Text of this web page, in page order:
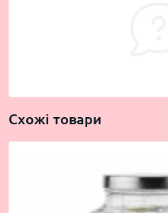
Схожі товари